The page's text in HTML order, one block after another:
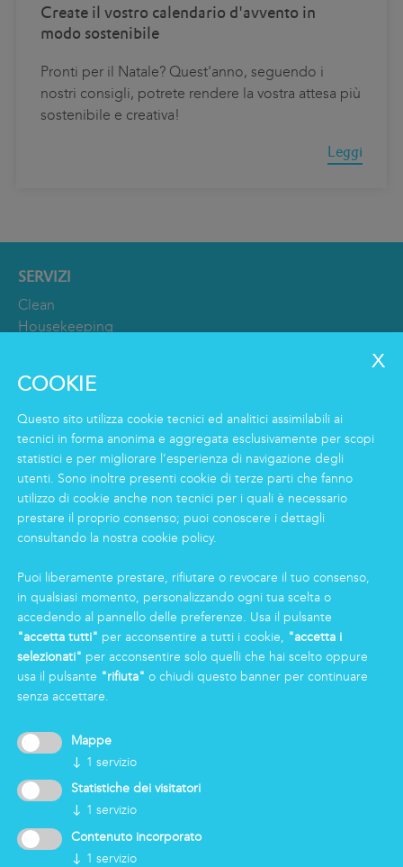
Create il vostro calendario d'avvento in
modo sostenibile
Pronti per il Natale? Quest'anno, seguendo i
nostri consigli, potrete rendere la vostra attesa più
sostenibile e creativa!
Leggi
SERVIZI
Clean
Housekeeping
Logistics & Care
Servizio Eco Clean
INFORMAZIONI
Gruppo
Certificazioni
News
Markas Family
Press
AREA RISERVATA
COOKIE
Questo sito utilizza cookie tecnici ed analitici assimilabili ai
tecnici in forma anonima e aggregata esclusivamente per scopi
statistici e per migliorare l’esperienza di navigazione degli
utenti. Sono inoltre presenti cookie di terze parti che fanno
utilizzo di cookie anche non tecnici per i quali è necessario
prestare il proprio consenso; puoi conoscere i dettagli
consultando la nostra cookie policy.
Puoi liberamente prestare, rifiutare o revocare il tuo consenso,
in qualsiasi momento, personalizzando ogni tua scelta o
accedendo al pannello delle preferenze. Usa il pulsante
"accetta tutti" per acconsentire a tutti i cookie, "accetta i
selezionati" per acconsentire solo quelli che hai scelto oppure
usa il pulsante "rifiuta" o chiudi questo banner per continuare
senza accettare.
Mappe
↓ 1 servizio
Statistiche dei visitatori
↓ 1 servizio
Contenuto incorporato
↓ 1 servizio